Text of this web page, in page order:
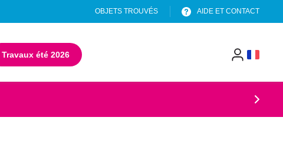
OBJETS TROUVÉS AIDE ET CONTACT
Travaux été 2026(s'ouvre dans un nouvel onglet)
menu
header